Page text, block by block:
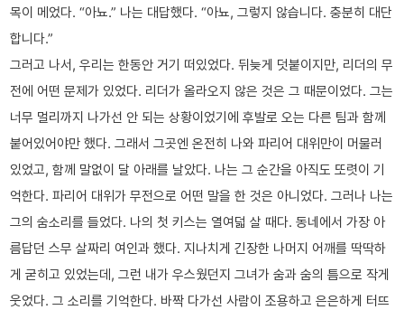
목이 메었다. “아뇨.” 나는 대답했다. “아뇨, 그렇지 않습니다. 충분히 대단
합니다.”
그러고 나서, 우리는 한동안 거기 떠있었다. 뒤늦게 덧붙이지만, 리더의 무
전에 어떤 문제가 있었다. 리더가 올라오지 않은 것은 그 때문이었다. 그는
너무 멀리까지 나가선 안 되는 상황이었기에 후발로 오는 다른 팀과 함께
붙어있어야만 했다. 그래서 그곳엔 온전히 나와 파리어 대위만이 머물러
있었고, 함께 말없이 달 아래를 날았다. 나는 그 순간을 아직도 또렷이 기
억한다. 파리어 대위가 무전으로 어떤 말을 한 것은 아니었다. 그러나 나는
그의 숨소리를 들었다. 나의 첫 키스는 열여덟 살 때다. 동네에서 가장 아
름답던 스무 살짜리 여인과 했다. 지나치게 긴장한 나머지 어깨를 딱딱하
게 굳히고 있었는데, 그런 내가 우스웠던지 그녀가 숨과 숨의 틈으로 작게
웃었다. 그 소리를 기억한다. 바짝 다가선 사람이 조용하고 은은하게 터뜨